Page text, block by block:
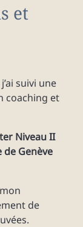
et
suivi une
coaching et
Niveau II
de Genève
de